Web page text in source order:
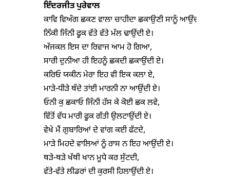
ਇੰਦਰਜੀਤ ਪੁਰੇਵਾਲ
ਕਾਵਿ ਵਿਅੰਗ ਛਕਣ ਵਾਲਾ ਚਾਹੀਦਾ ਛਕਾਉਣੀ ਸਾਨੂੰ ਆਉਂਦੀ ਏ
ਨਿੱਕੀ ਜਿੰਨੀ ਫੂਕ ਵੱਤੇ ਵੱਤੇ ਮੱਲ ਢਾਉਂਦੀ ਏ।
ਅੱਜਕਲ ਇਸ ਦਾ ਰਿਵਾਜ ਆਮ ਹੋ ਗਿਆ,
ਸਾਰੀ ਦੁਨੀਆ ਹੀ ਇਹਨੂੰ ਛਕਦੀ ਛਕਾਉਂਦੀ ਏ।
ਕਰਿਓ ਯਕੀਨ ਮੇਰਾ ਇਹ ਵੀ ਇਕ ਕਲਾ ਏ,
ਮਾੜੇ-ਧੀੜੇ ਥੰਦੇ ਤਾਂਈ ਮਾਰਨੀ ਨਾ ਆਉਂਦੀ ਏ।
ਓਨੀ ਕੁ ਛਕਾਓ ਜਿੰਨੀ ਹੱਸ ਕੇ ਕੋਈ ਛਕ ਲਵੇ,
ਵਿੱਤੋਂ ਵੱਧ ਮਾਰੀ ਫੂਕ ਗੱਤੀ ਉਲਟਾਉਂਦੀ ਏ।
ਵੇਖੇ ਮੈਂ ਗੁਬਾਰਿਆਂ ਦੇ ਵਾਂਗ ਕਈ ਫੱਟਦੇ,
ਮਾੜੇ ਮਿਹਦੇ ਵਾਲਿਆਂ ਨੂੰ ਰਾਸ ਨ ਇਹ ਆਉਂਦੀ ਏ।
ਥੜੇ-ਥੜੇ ਖੱਥੀ ਖਾਨ ਮੂਧੇ ਕਰ ਸੁੱਟਦੀ,
ਵੱਤੇ-ਵੱਤੇ ਲੀਡਰਾਂ ਦੀ ਕੁਰਸੀ ਹਿਲਾਉਂਦੀ ਏ।